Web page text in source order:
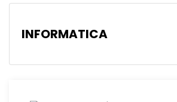
INFORMATICA